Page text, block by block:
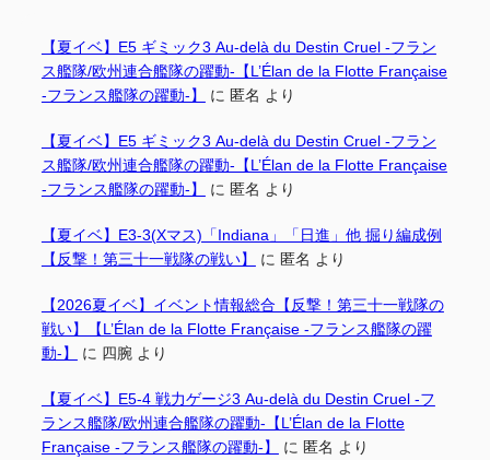
【夏イベ】E5 ギミック3 Au-delà du Destin Cruel -フラン
ス艦隊/欧州連合艦隊の躍動-【L’Élan de la Flotte Française
-フランス艦隊の躍動-】
に 匿名 より
【夏イベ】E5 ギミック3 Au-delà du Destin Cruel -フラン
ス艦隊/欧州連合艦隊の躍動-【L’Élan de la Flotte Française
-フランス艦隊の躍動-】
に 匿名 より
【夏イベ】E3-3(Xマス)「Indiana」「日進」他 掘り編成例
【反撃！第三十一戦隊の戦い】
に 匿名 より
【2026夏イベ】イベント情報総合【反撃！第三十一戦隊の
戦い】【L’Élan de la Flotte Française -フランス艦隊の躍
動-】
に 四腕より
【夏イベ】E5-4 戦力ゲージ3 Au-delà du Destin Cruel -フ
ランス艦隊/欧州連合艦隊の躍動-【L’Élan de la Flotte
Française -フランス艦隊の躍動-】
に 匿名 より